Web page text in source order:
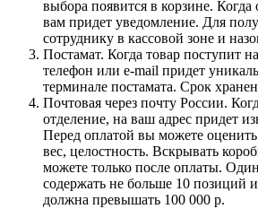
выбора появится в корзине. Когда
вам придет уведомление. Для
сотруднику в кассовой зоне и
Постамат. Когда товар поступит
телефон или e-mail придет
терминале постамата. Срок
Почтовая через почту России.
отделение, на ваш адрес придет
Перед оплатой вы можете оценить
вес, целостность. Вскрывать
можете только после оплаты.
содержать не больше 10 позиций
должна превышать 100 000 р.